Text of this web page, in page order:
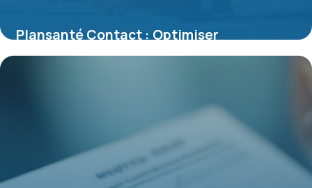
Plansanté Contact : Optimiser
l’Expérience Client et la Gestion de son